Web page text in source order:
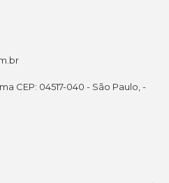
CEP: 04517-040 - São Paulo, -